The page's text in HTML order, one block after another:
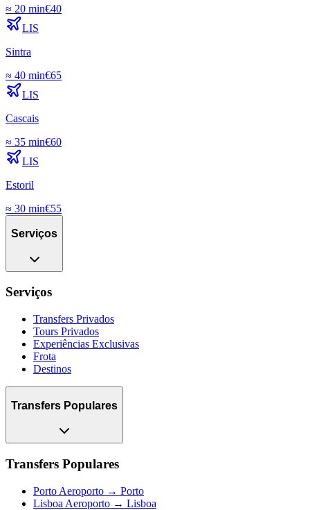
≈ 20 min€40
LIS
Sintra
≈ 40 min€65
LIS
Cascais
≈ 35 min€60
LIS
Estoril
≈ 30 min€55
Serviços
Serviços
Transfers Privados
Tours Privados
Experiências Exclusivas
Frota
Destinos
Transfers Populares
Transfers Populares
Porto Aeroporto → Porto
Lisboa Aeroporto → Lisboa